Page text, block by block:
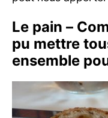
Le pain –
pu mettre
ensemble